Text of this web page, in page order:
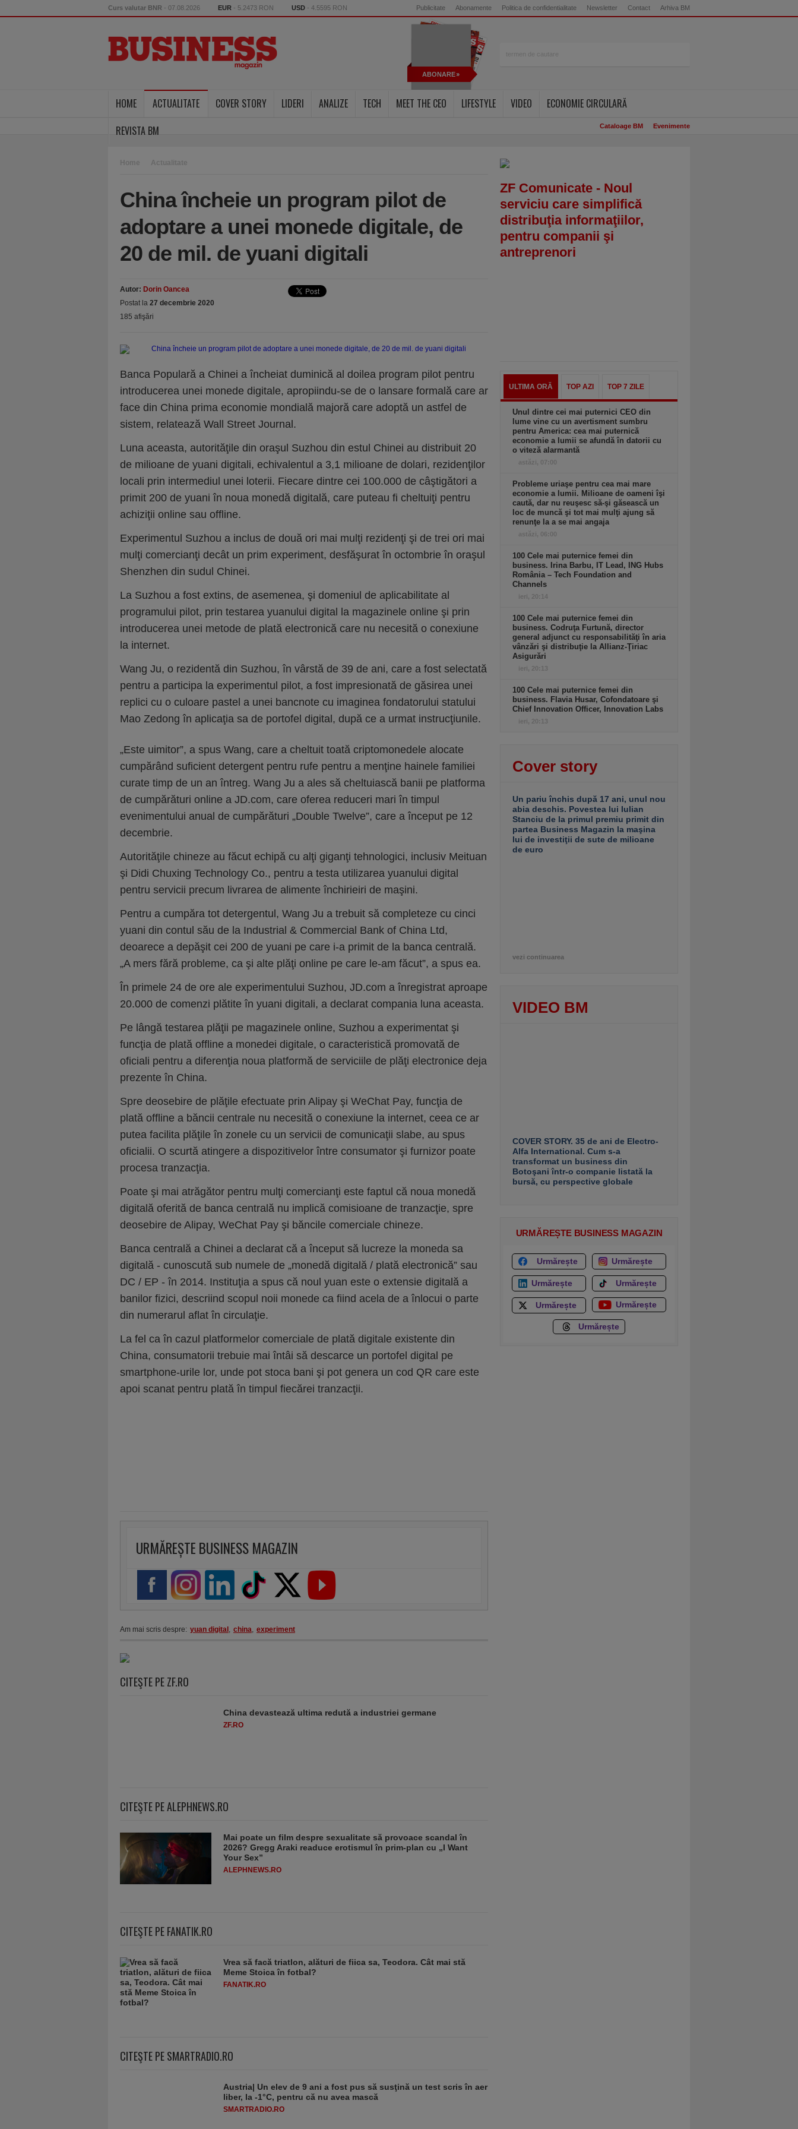
Curs valutar BNR - 07.08.2026 EUR - 5.2473 RON USD - 4.5595 RON Publicitate Abonamente Politica de confidentialitate Newsletter Contact Arhiva BM
ABONARE
HOME ACTUALITATE COVER STORY LIDERI ANALIZE TECH MEET THE CEO LIFESTYLE VIDEO
ECONOMIE CIRCULARĂ
REVISTA BM
Cataloage BM Evenimente
Home Actualitate
China încheie un program pilot de
adoptare a unei monede digitale, de
20 de mil. de yuani digitali
Autor: Dorin Oancea
Postat la 27 decembrie 2020
185 afişări
Banca Populară a Chinei a încheiat duminică al doilea program pilot pentru
introducerea unei monede digitale, apropiindu-se de o lansare formală care ar
face din China prima economie mondială majoră care adoptă un astfel de
sistem, relatează Wall Street Journal.
Luna aceasta, autorităţile din oraşul Suzhou din estul Chinei au distribuit 20
de milioane de yuani digitali, echivalentul a 3,1 milioane de dolari, rezidenţilor
locali prin intermediul unei loterii. Fiecare dintre cei 100.000 de câştigători a
primit 200 de yuani în noua monedă digitală, care puteau fi cheltuiţi pentru
achiziţii online sau offline.
Experimentul Suzhou a inclus de două ori mai mulţi rezidenţi şi de trei ori mai
mulţi comercianţi decât un prim experiment, desfăşurat în octombrie în oraşul
Shenzhen din sudul Chinei.
La Suzhou a fost extins, de asemenea, şi domeniul de aplicabilitate al
programului pilot, prin testarea yuanului digital la magazinele online şi prin
introducerea unei metode de plată electronică care nu necesită o conexiune
la internet.
Wang Ju, o rezidentă din Suzhou, în vârstă de 39 de ani, care a fost selectată
pentru a participa la experimentul pilot, a fost impresionată de găsirea unei
replici cu o culoare pastel a unei bancnote cu imaginea fondatorului statului
Mao Zedong în aplicaţia sa de portofel digital, după ce a urmat instrucţiunile.
„Este uimitor”, a spus Wang, care a cheltuit toată criptomonedele alocate
cumpărând suficient detergent pentru rufe pentru a menţine hainele familiei
curate timp de un an întreg. Wang Ju a ales să cheltuiască banii pe platforma
de cumpărături online a JD.com, care oferea reduceri mari în timpul
evenimentului anual de cumpărături „Double Twelve”, care a început pe 12
decembrie.
Autorităţile chineze au făcut echipă cu alţi giganţi tehnologici, inclusiv Meituan
şi Didi Chuxing Technology Co., pentru a testa utilizarea yuanului digital
pentru servicii precum livrarea de alimente închirieiri de maşini.
Pentru a cumpăra tot detergentul, Wang Ju a trebuit să completeze cu cinci
yuani din contul său de la Industrial & Commercial Bank of China Ltd,
deoarece a depăşit cei 200 de yuani pe care i-a primit de la banca centrală.
„A mers fără probleme, ca şi alte plăţi online pe care le-am făcut”, a spus ea.
În primele 24 de ore ale experimentului Suzhou, JD.com a înregistrat aproape
20.000 de comenzi plătite în yuani digitali, a declarat compania luna aceasta.
Pe lângă testarea plăţii pe magazinele online, Suzhou a experimentat şi
funcţia de plată offline a monedei digitale, o caracteristică promovată de
oficiali pentru a diferenţia noua platformă de serviciile de plăţi electronice deja
prezente în China.
Spre deosebire de plăţile efectuate prin Alipay şi WeChat Pay, funcţia de
plată offline a băncii centrale nu necesită o conexiune la internet, ceea ce ar
putea facilita plăţile în zonele cu un servicii de comunicaţii slabe, au spus
oficialii. O scurtă atingere a dispozitivelor între consumator şi furnizor poate
procesa tranzacţia.
Poate şi mai atrăgător pentru mulţi comercianţi este faptul că noua monedă
digitală oferită de banca centrală nu implică comisioane de tranzacţie, spre
deosebire de Alipay, WeChat Pay şi băncile comerciale chineze.
Banca centrală a Chinei a declarat că a început să lucreze la moneda sa
digitală - cunoscută sub numele de „monedă digitală / plată electronică” sau
DC / EP - în 2014. Instituţia a spus că noul yuan este o extensie digitală a
banilor fizici, descriind scopul noii monede ca fiind acela de a înlocui o parte
din numerarul aflat în circulaţie.
La fel ca în cazul platformelor comerciale de plată digitale existente din
China, consumatorii trebuie mai întâi să descarce un portofel digital pe
smartphone-urile lor, unde pot stoca bani şi pot genera un cod QR care este
apoi scanat pentru plată în timpul fiecărei tranzacţii.
URMĂREȘTE BUSINESS MAGAZIN
Am mai scris despre: yuan digital , china, experiment
CITEŞTE PE ZF.RO
China devastează ultima redută a industriei germane
ZF.RO
CITEŞTE PE ALEPHNEWS.RO
Mai poate un film despre sexualitate să provoace scandal în
2026? Gregg Araki readuce erotismul în prim-plan cu „I Want
Your Sex”
ALEPHNEWS.RO
CITEŞTE PE FANATIK.RO
Vrea să facă triatlon, alături de fiica sa, Teodora. Cât mai stă
Meme Stoica în fotbal?
FANATIK.RO
CITEŞTE PE SMARTRADIO.RO
Austria| Un elev de 9 ani a fost pus să susţină un test scris în aer
liber, la -1°C, pentru că nu avea mască
SMARTRADIO.RO
ZF Comunicate - Noul
serviciu care simplifică
distribuţia informaţiilor,
pentru companii şi
antreprenori
ULTIMA ORĂ TOP AZI TOP 7 ZILE
Unul dintre cei mai puternici CEO din
lume vine cu un avertisment sumbru
pentru America: cea mai puternică
economie a lumii se afundă în datorii cu
o viteză alarmantă
astăzi, 07:00
Probleme uriaşe pentru cea mai mare
economie a lumii. Milioane de oameni îşi
caută, dar nu reuşesc să-şi găsească un
loc de muncă şi tot mai mulţi ajung să
renunţe la a se mai angaja
astăzi, 06:00
100 Cele mai puternice femei din
business. Irina Barbu, IT Lead, ING Hubs
România – Tech Foundation and
Channels
ieri, 20:14
100 Cele mai puternice femei din
business. Codruţa Furtună, director
general adjunct cu responsabilităţi în aria
vânzări şi distribuţie la Allianz-Ţiriac
Asigurări
ieri, 20:13
100 Cele mai puternice femei din
business. Flavia Husar, Cofondatoare şi
Chief Innovation Officer, Innovation Labs
ieri, 20:13
Cover story
Un pariu închis după 17 ani, unul nou
abia deschis. Povestea lui Iulian
Stanciu de la primul premiu primit din
partea Business Magazin la maşina
lui de investiţii de sute de milioane
de euro
vezi continuarea
VIDEO BM
COVER STORY. 35 de ani de Electro-
Alfa International. Cum s-a
transformat un business din
Botoşani într-o companie listată la
bursă, cu perspective globale
URMĂREȘTE BUSINESS MAGAZIN
Urmărește Urmărește
Urmărește Urmărește
Urmărește Urmărește
Urmărește